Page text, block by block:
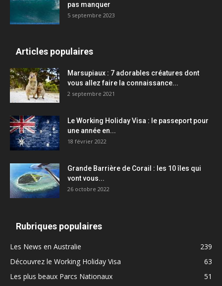
pas manquer
5 septembre 2023
Articles populaires
Marsupiaux : 7 adorables créatures dont
vous allez faire la connaissance...
2 septembre 2021
Le Working Holiday Visa : le passeport pour
une année en...
18 février 2022
Grande Barrière de Corail : les 10 îles qui
vont vous...
26 octobre 2022
Rubriques populaires
Les News en Australie
239
Découvrez le Working Holiday Visa
63
Les plus beaux Parcs Nationaux
51